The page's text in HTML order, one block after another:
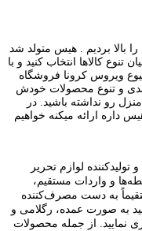
هیس را بالا بردیم . هیس متولد شد
تنوع کالاها انتخاب کنید و با
ویروس کرونا فروشگاه
و تنوع محصولات خودش
رو نداشته باشید. در
داره ارائه میکنه خواهیم
لوازم تحریر
و واردات مستقیم،
به دست مصرف‌کننده
به صورت عمده، رگلامی و
نمایید. از جمله محصولات